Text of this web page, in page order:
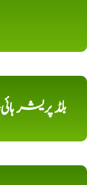
بلڈ پریشر